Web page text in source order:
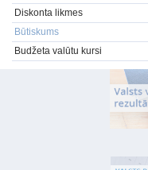
Diskonta likmes
Būtiskums
Budžeta valūtu kursi